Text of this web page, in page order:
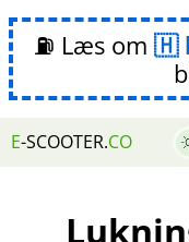
⛽ Læs om
E-SCOOTER.CO